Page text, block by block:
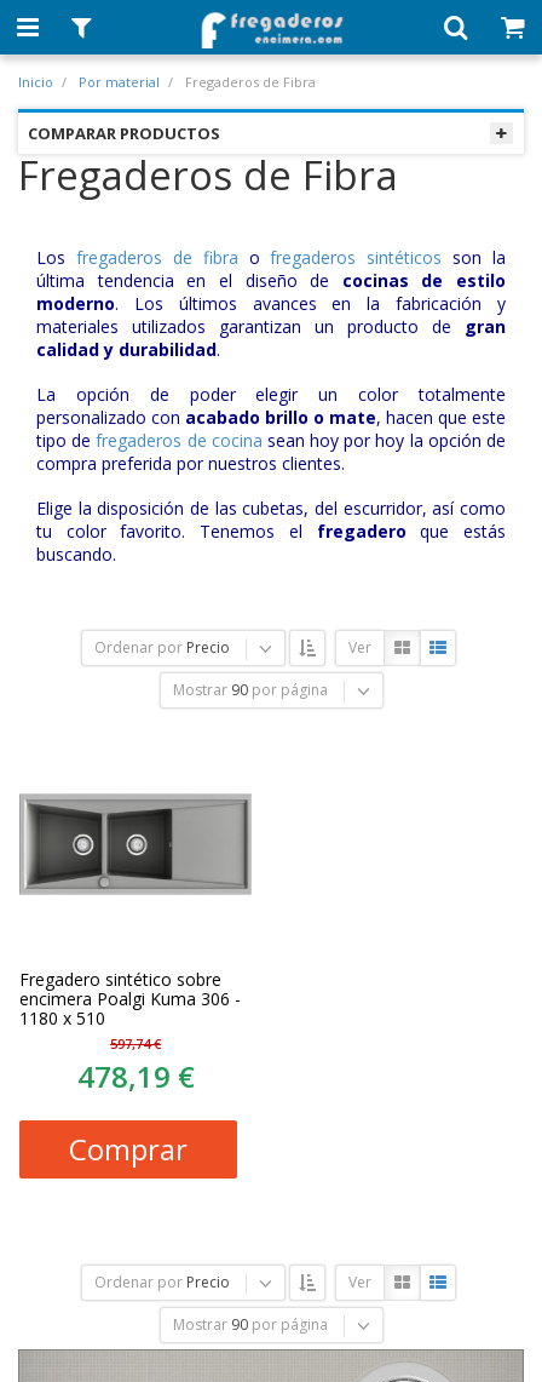
Inicio Por material Fregaderos de Fibra
COMPARAR PRODUCTOS
Fregaderos de Fibra
Los fregaderos de fibra ofregaderos sintéticos son la
última tendencia en el diseño de cocinas de estilo
moderno. Los últimos avances en la fabricación y
materiales utilizados garantizan un producto de gran
calidad y durabilidad.
La opción de poder elegir un color totalmente
personalizado con acabado brillo o mate, hacen que este
tipo defregaderos de cocina sean hoy por hoy la opción de
compra preferida por nuestros clientes.
Elige la disposición de las cubetas, del escurridor, así como
tu color favorito. Tenemos el fregadero que estás
buscando.
Ordenar por Precio Ver
Mostrar 90 por página
Fregadero sintético sobre
encimera Poalgi Kuma 306 -
1180 x 510
597,74 €
478,19 €
Comprar
Ordenar por Precio Ver
Mostrar 90 por página